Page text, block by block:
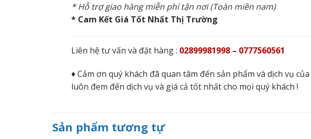
* Hỗ trợ giao hàng miễn phí tận nơi (Toàn miền nam)
* Cam Kết Giá Tốt Nhất Thị Trường
Liên hệ tư vấn và đặt hàng : 02899981998 – 0777560561
♦ Cảm ơn quý khách đã quan tâm đến sản phẩm và dịch vụ của
luôn đem đến dịch vụ và giá cả tốt nhất cho mọi quý khách !
Sản phẩm tương tự